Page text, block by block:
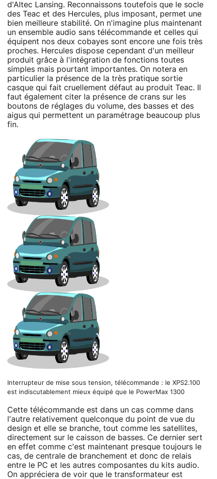
d'Altec Lansing. Reconnaissons toutefois que le socle
des Teac et des Hercules, plus imposant, permet une
bien meilleure stabilité. On n'imagine plus maintenant
un ensemble audio sans télécommande et celles qui
équipent nos deux cobayes sont encore une fois très
proches. Hercules dispose cependant d'un meilleur
produit grâce à l'intégration de fonctions toutes
simples mais pourtant importantes. On notera en
particulier la présence de la très pratique sortie
casque qui fait cruellement défaut au produit Teac. Il
faut également citer la présence de crans sur les
boutons de réglages du volume, des basses et des
aigus qui permettent un paramétrage beaucoup plus
fin.
Interrupteur de mise sous tension, télécommande : le XPS2.100
est indiscutablement mieux équipé que le PowerMax 1300
Cette télécommande est dans un cas comme dans
l'autre relativement quelconque du point de vue du
design et elle se branche, tout comme les satellites,
directement sur le caisson de basses. Ce dernier sert
en effet comme c'est maintenant presque toujours le
cas, de centrale de branchement et donc de relais
entre le PC et les autres composantes du kits audio.
On appréciera de voir que le transformateur est